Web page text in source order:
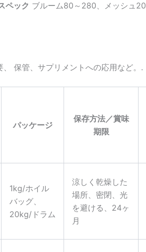
ペック ブルーム80～280、メッシュ
保管、サプリメントへの応用など。.
パッケージ
保存方法／賞味
期限
1kg/ホイル
バッグ、
20kg/ドラム
涼しく乾燥した
場所、密閉、光
を避ける、24ヶ
月